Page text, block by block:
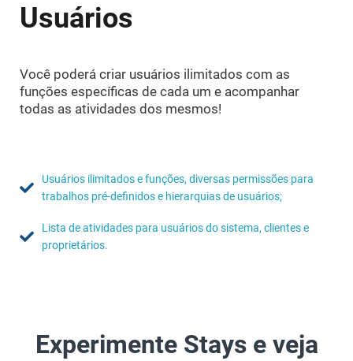
Usuários
Você poderá criar usuários ilimitados com as
funções específicas de cada um e acompanhar
todas as atividades dos mesmos!
Usuários ilimitados e funções, diversas permissões para
trabalhos pré-definidos e hierarquias de usuários;
Lista de atividades para usuários do sistema, clientes e
proprietários.
Experimente Stays e veja